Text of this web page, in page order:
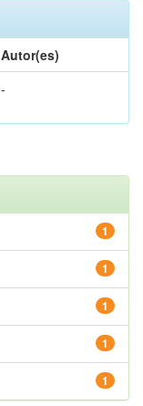
Autor(es)
-
1
1
1
1
1